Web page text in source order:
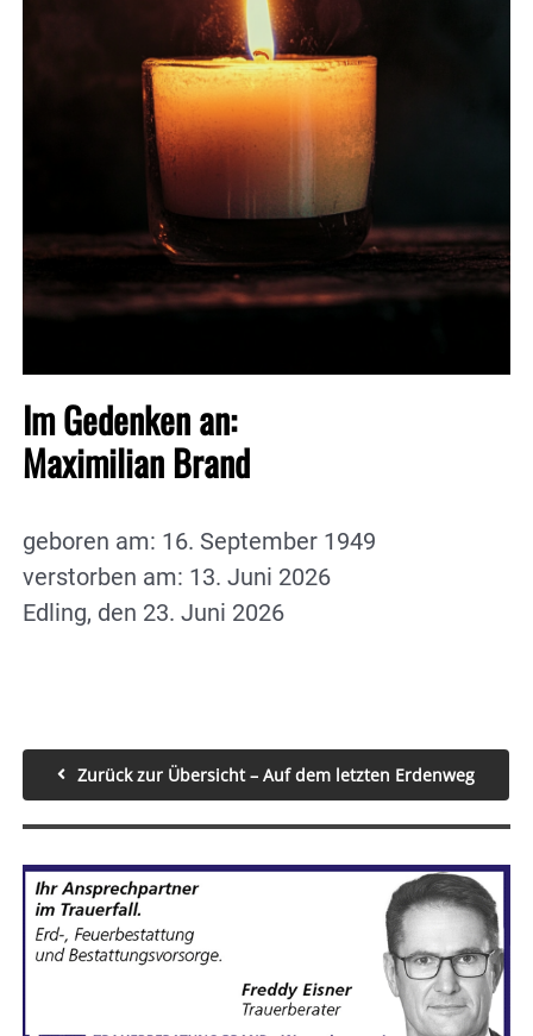
Im Gedenken an:
Maximilian Brand
geboren am: 16. September 1949
verstorben am: 13. Juni 2026
Edling, den 23. Juni 2026
Zurück zur Übersicht – Auf dem letzten Erdenweg